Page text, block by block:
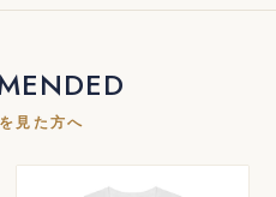
見た方へ